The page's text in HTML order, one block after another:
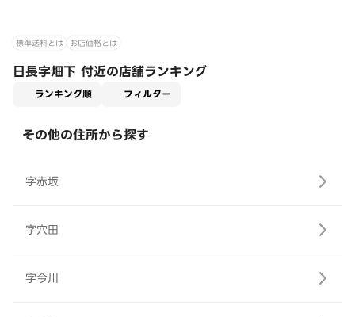
標準送料とは お店価格とは
日長字畑下 付近の店舗ランキング
ランキング順 フィルター
その他の住所から探す
字赤坂
字穴田
字今川